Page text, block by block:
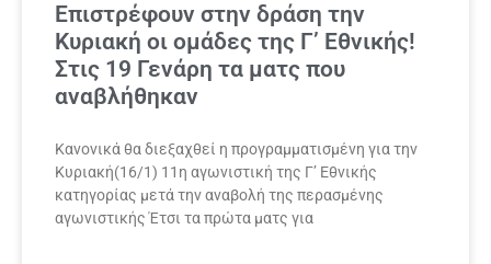
Επιστρέφουν στην δράση την
Κυριακή οι ομάδες της Γ’ Εθνικής!
Στις 19 Γενάρη τα ματς που
αναβλήθηκαν
Κανονικά θα διεξαχθεί η προγραμματισμένη για την
Κυριακή(16/1) 11η αγωνιστική της Γ’ Εθνικής
κατηγορίας μετά την αναβολή της περασμένης
αγωνιστικής Έτσι τα πρώτα ματς για